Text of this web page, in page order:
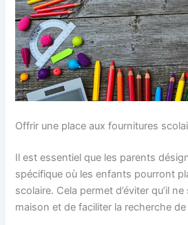
Offrir une place aux fournitures
Il est essentiel que les parents
spécifique où les enfants pourront
scolaire. Cela permet d’éviter qu’il
maison et de faciliter la recherche